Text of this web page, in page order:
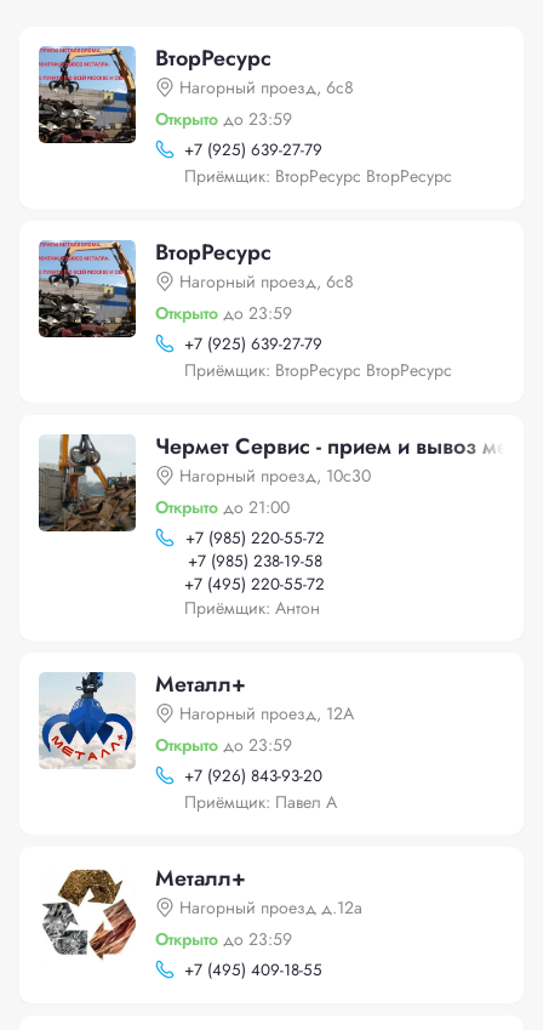
ВторРесурс
Нагорный проезд, 6с8
Открыто до 23:59
+7 (925) 639-27-79
Приёмщик: ВторРесурс ВторРесурс
ВторРесурс
Нагорный проезд, 6с8
Открыто до 23:59
+7 (925) 639-27-79
Приёмщик: ВторРесурс ВторРесурс
Чермет Сервис - прием и вывоз
Нагорный проезд, 10с30
Открыто до 21:00
+7 (985) 220-55-72
+7 (985) 238-19-58
+7 (495) 220-55-72
Приёмщик: Антон
Металл+
Нагорный проезд, 12А
Открыто до 23:59
+7 (926) 843-93-20
Приёмщик: Павел А
Металл+
Нагорный проезд д.12а
Открыто до 23:59
+7 (495) 409-18-55